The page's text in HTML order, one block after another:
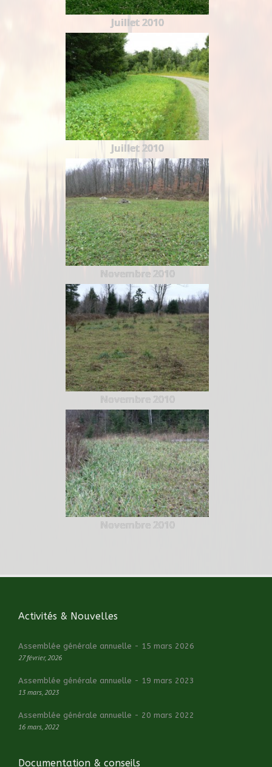
Juillet 2010
Juillet 2010
Novembre 2010
Novembre 2010
Novembre 2010
Activités & Nouvelles
Assemblée générale annuelle - 15 mars 2026
27 février, 2026
Assemblée générale annuelle - 19 mars 2023
13 mars, 2023
Assemblée générale annuelle - 20 mars 2022
16 mars, 2022
Documentation & conseils